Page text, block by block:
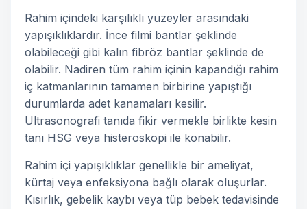
Rahim içindeki karşılıklı yüzeyler arasındaki
yapışıklıklardır. İnce filmi bantlar şeklinde
olabileceği gibi kalın fibröz bantlar şeklinde de
olabilir. Nadiren tüm rahim içinin kapandığı rahim
iç katmanlarının tamamen birbirine yapıştığı
durumlarda adet kanamaları kesilir.
Ultrasonografi tanıda fikir vermekle birlikte kesin
tanı HSG veya histeroskopi ile konabilir.
Rahim içi yapışıklıklar genellikle bir ameliyat,
kürtaj veya enfeksiyona bağlı olarak oluşurlar.
Kısırlık, gebelik kaybı veya tüp bebek tedavisinde